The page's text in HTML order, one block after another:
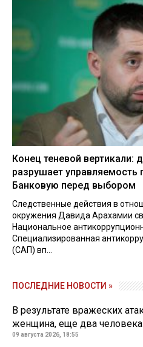
Конец теневой вертикали:
разрушает управляемость
Банковую перед выбором
Следственные действия в
окружения Давида Арахамии
Национальное
Специализированная
(САП) вп...
ПОСЛЕДНИЕ НОВОСТИ »
В результате вражеских
женщина, еще два
09 августа 2026, 18:55